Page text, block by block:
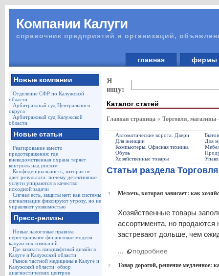
Компании Калуги
справочник предприятий и организаций,
главная
Новые компании
Отделение СФР по Калужской
области
Арбитражный суд Центрального
округа
Арбитражный суд Калужской
области
Новые статьи
Реагирование вместо
предотвращения: где
вневедомственная охрана теряет
контроль над риском
Конфиденциальность, которая не
даёт результата: почему детективные
услуги упираются в качество
исходной задачи
Сигнал есть, защиты нет: как системы
сигнализации фиксируют угрозу, но не
управляют уязвимостью
Пресс-релизы
Новые налоговые правила
перестраивают финансовые модели
калужских компаний
Где заказать ландшафтный дизайн в
Калуге и Калужской области
Рынок частной медицины в Калуге и
Калужской области: обзор
диагностических центров
Я
ищу:
Каталог статей
Главная страница Торговля, магазины
Автоматические ворота. Двери
Для женщин
Для
Компьютеры. Офисная техника
Обувь
Хозяйственные товары
Статьи раздела
1. Мелочь, которая зависает: как
Хозяйственные товары
ассортимента, но продаются
застревают дольше, чем
... подробнее
2. Товар дорогой, решение медленное: